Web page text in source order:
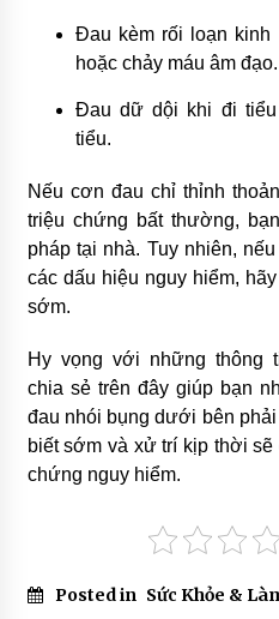
Đau kèm rối loạn
hoặc chảy máu âm đạo.
Đau dữ dội khi đi
tiểu.
Nếu cơn đau chỉ thỉnh
triệu chứng bất thường,
pháp tại nhà. Tuy nhiên,
các dấu hiệu nguy hiểm,
sớm.
Hy vọng với những thông
chia sẻ trên đây giúp bạn
đau nhói bụng dưới bên
biết sớm và xử trí kịp thời
chứng nguy hiểm.
Posted in Sức Khỏe &